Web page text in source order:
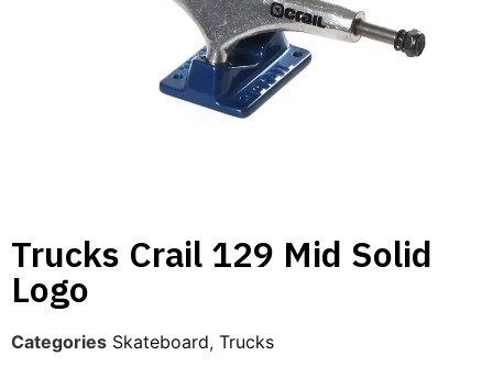
Trucks Crail 129 Mid Solid
Logo
Categories Skateboard, Trucks